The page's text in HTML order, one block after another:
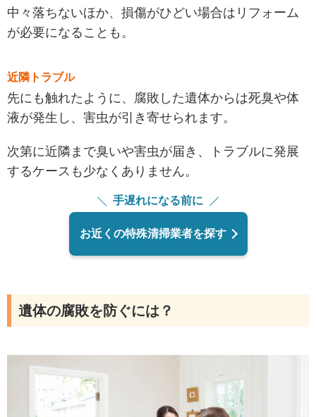
中々落ちないほか、損傷がひどい場合はリフォーム
が必要になることも。
近隣トラブル
先にも触れたように、腐敗した遺体からは死臭や体
液が発生し、害虫が引き寄せられます。
次第に近隣まで臭いや害虫が届き、トラブルに発展
するケースも少なくありません。
手遅れになる前に
お近くの特殊清掃業者を探す
遺体の腐敗を防ぐには？